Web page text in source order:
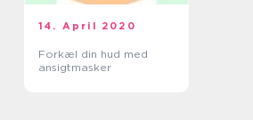
14. April 2020
Forkæl din hud med
ansigtmasker